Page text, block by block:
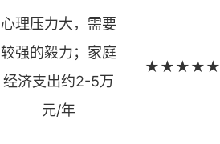
心理压力大，需要
较强的毅力；家庭
经济支出约2-5万
元/年
★★★★★